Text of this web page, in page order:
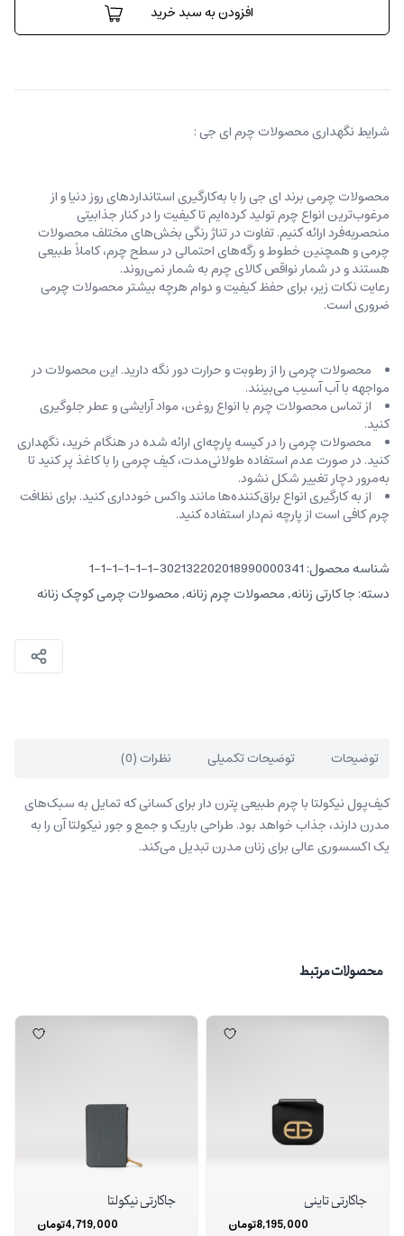
افزودن به سبد خرید
شرایط نگهداری محصولات چرم ای جی :
محصولات چرمی برند ای جی را با به‌کارگیری استانداردهای روز دنیا و از
مرغوب‌ترین انواع چرم تولید کرده‌ایم تا کیفیت را در کنار جذابیتی
منحصربه‌فرد ارائه کنیم. تفاوت در تناژ رنگی بخش‌های مختلف محصولات
چرمی و همچنین خطوط و رگه‌‌های احتمالی در سطح چرم، کاملاً طبیعی
هستند و در شمار نواقص کالای چرم به شمار نمی‌روند.
رعایت نکات زیر، برای حفظ کیفیت و دوام هرچه بیشتر محصولات چرمی
ضروری است.
محصولات چرمی را از رطوبت و حرارت دور نگه دارید. این محصولات در
مواجهه با آب آسیب می‌بینند.
از تماس محصولات چرم با انواع روغن‌، مواد آرایشی و عطر جلوگیری
کنید.
محصولات چرمی را در کیسه‌ پارچه‌ای ارائه شده در هنگام خرید، ‌نگهداری
کنید. در صورت عدم استفاده طولانی‌مدت، کیف‌ چرمی را با کاغذ پر کنید تا
به‌مرور دچار تغییر شکل نشود.
از به کارگیری انواع براق‌کننده‌ها مانند واکس خودداری کنید. برای نظافت
چرم کافی است از پارچه‌ نم‌دار استفاده کنید.
شناسه محصول: 302132202018990000341-1-1-1-1-1-1
دسته: جا کارتی زنانه,محصولات چرم زنانه,محصولات چرمی کوچک زنانه
توضیحات توضیحات تکمیلی نظرات (0)
کیف‌پول نیکولتا با چرم طبیعی پترن دار برای کسانی که تمایل به سبک‌های
مدرن دارند، جذاب خواهد بود. طراحی باریک و جمع و جور نیکولتا آن را به
یک اکسسوری عالی برای زنان مدرن تبدیل می‌کند.
محصولات مرتبط
جاکارتی تاینی
8,195,000تومان
جاکارتی نیکولتا
4,719,000تومان